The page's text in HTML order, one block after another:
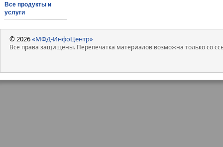
Все продукты и
услуги
© 2026«МФД-ИнфоЦентр»
Все права защищены. Перепечатка материалов возможна только со